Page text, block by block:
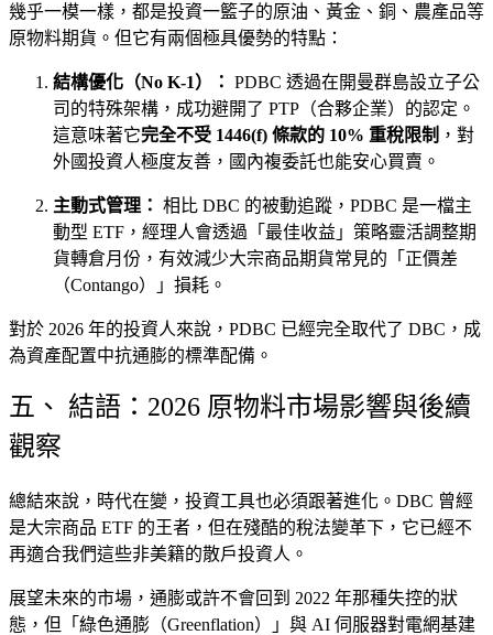
幾乎一模一樣，都是投資一籃子的原油、黃金、銅、農產品等
原物料期貨。但它有兩個極具優勢的特點：
結構優化（No K-1）： PDBC 透過在開曼群島設立子公
司的特殊架構，成功避開了 PTP（合夥企業）的認定。
這意味著它完全不受 1446(f) 條款的 10% 重稅限制 ，對
外國投資人極度友善，國內複委託也能安心買賣。
主動式管理： 相比 DBC 的被動追蹤，PDBC 是一檔主
動型 ETF，經理人會透過「最佳收益」策略靈活調整期
貨轉倉月份，有效減少大宗商品期貨常見的「正價差
（Contango）」損耗。
對於 2026 年的投資人來說，PDBC 已經完全取代了 DBC，成
為資產配置中抗通膨的標準配備。
五、 結語：2026 原物料市場影響與後續
觀察
總結來說，時代在變，投資工具也必須跟著進化。DBC 曾經
是大宗商品 ETF 的王者，但在殘酷的稅法變革下，它已經不
再適合我們這些非美籍的散戶投資人。
展望未來的市場，通膨或許不會回到 2022 年那種失控的狀
態，但「綠色通膨（Greenflation）」與 AI 伺服器對電網基建